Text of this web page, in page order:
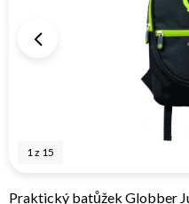
1z 15
Praktický batůžek Globber